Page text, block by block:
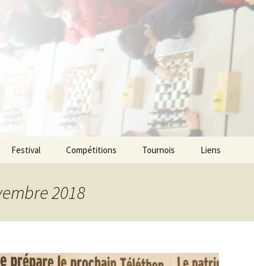
de l
Festival Compétitions Tournois Liens
2018